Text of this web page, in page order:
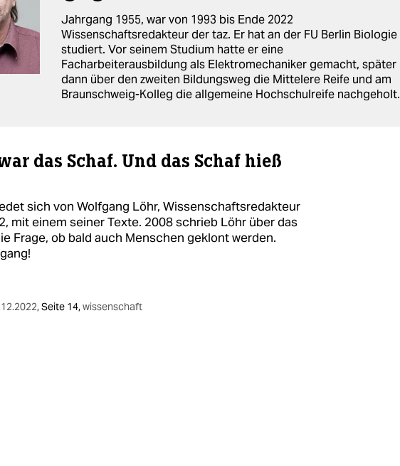
Jahrgang 1955, war von 1993 bis Ende 2022
Wissenschaftsredakteur der taz. Er hat an der FU Berlin Biologie
studiert. Vor seinem Studium hatte er eine
Facharbeiterausbildung als Elektromechaniker gemacht, später
dann über den zweiten Bildungsweg die Mittelere Reife und am
Braunschweig-Kolleg die allgemeine Hochschulreife nachgeholt.
das Schaf. Und das Schaf hieß
sich von Wolfgang Löhr, Wissenschaftsredakteur
mit einem seiner Texte. 2008 schrieb Löhr über das
Frage, ob bald auch Menschen geklont werden.
,Seite 14,wissenschaft